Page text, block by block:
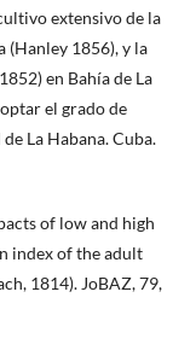
extensivo de la
(Hanley 1856), y la
en Bahía de La
el grado de
La Habana. Cuba.
of low and high
index of the adult
1814). JoBAZ, 79,